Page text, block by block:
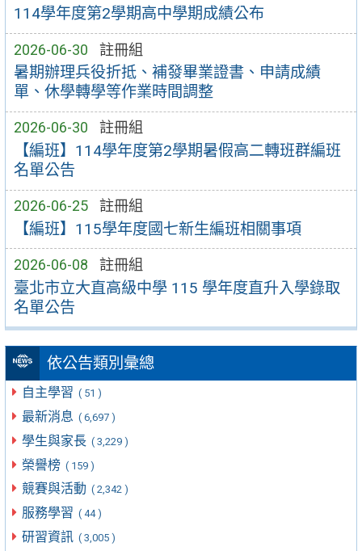
114學年度第2學期高中學期成績公布
2026-06-30 註冊組
暑期辦理兵役折抵、補發畢業證書、申請成績
單、休學轉學等作業時間調整
2026-06-30 註冊組
【編班】114學年度第2學期暑假高二轉班群編班
名單公告
2026-06-25 註冊組
【編班】115學年度國七新生編班相關事項
2026-06-08 註冊組
臺北市立大直高級中學 115 學年度直升入學錄取
名單公告
依公告類別彙總
自主學習 ( 51 )
最新消息 ( 6,697 )
學生與家長 ( 3,229 )
榮譽榜 ( 159 )
競賽與活動 ( 2,342 )
服務學習 ( 44 )
研習資訊 ( 3,005 )